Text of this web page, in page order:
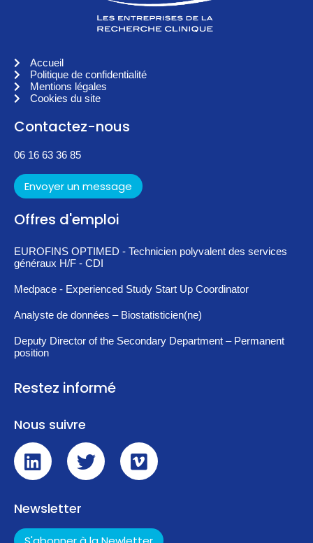
Accueil
Politique de confidentialité
Mentions légales
Cookies du site
Contactez-nous
06 16 63 36 85
Envoyer un message
Offres d'emploi
EUROFINS OPTIMED - Technicien polyvalent des services
généraux H/F - CDI
Medpace - Experienced Study Start Up Coordinator
Analyste de données – Biostatisticien(ne)
Deputy Director of the Secondary Department – Permanent
position
Restez informé
Nous suivre
Newsletter